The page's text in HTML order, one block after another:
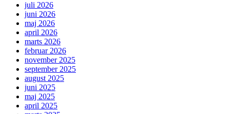
juli 2026
juni 2026
maj 2026
april 2026
marts 2026
februar 2026
november 2025
september 2025
august 2025
juni 2025
maj 2025
april 2025